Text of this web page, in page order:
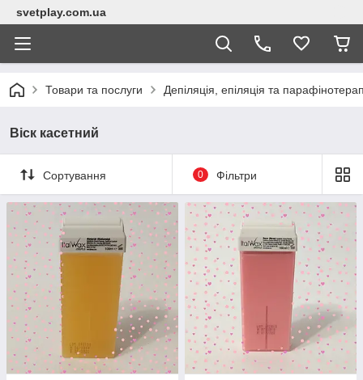
svetplay.com.ua
Товари та послуги Депіляція, епіляція та
Віск касетний
Сортування 0 Фільтри